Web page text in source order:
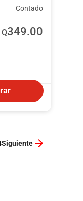
Contado
Q349.00
Siguiente